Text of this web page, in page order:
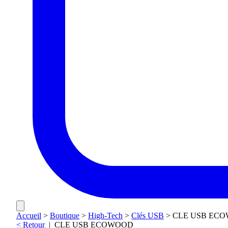
Accueil > Boutique > High-Tech > Clés USB > CLE USB
< Retour | CLE USB ECOWOOD